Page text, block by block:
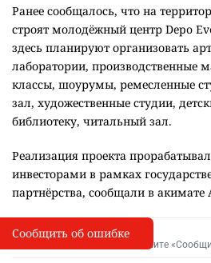
Ранее сообщалось, что на
строят молодёжный центр Depo
здесь планируют организовать
лаборатории, производственные
классы, шоурумы, ремесленные
зал, художественные студии,
библиотеку, читальный зал.
Реализация проекта
инвесторами в рамках
партнёрства, сообщали в
I
Сообщить об опечатке
Выделите фрагмент и нажмите
Сообщить об ошибке